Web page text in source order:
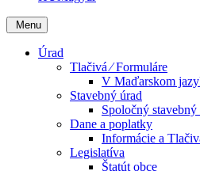
Menu
Úrad
Tlačivá ⁄ Formuláre
V Maďarskom
Stavebný úrad
Spoločný stavebný
Dane a poplatky
Informácie a
Legislatíva
Štatút obce